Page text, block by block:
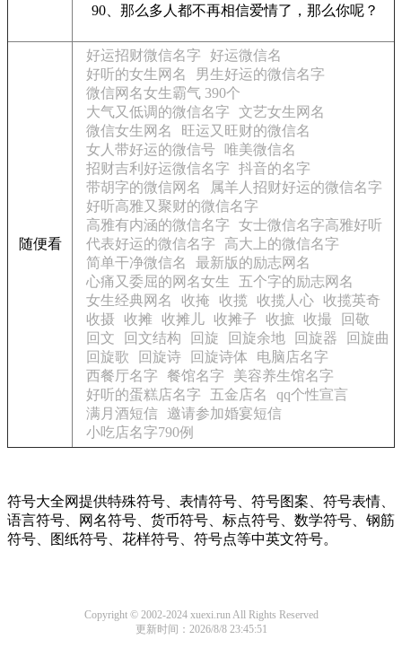
90、那么多人都不再相信爱情了，那么你呢？
随便看
好运招财微信名字
好运微信名
好听的女生网名
男生好运的微信名字
微信网名女生霸气 390个
大气又低调的微信名字
文艺女生网名
微信女生网名
旺运又旺财的微信名
女人带好运的微信号
唯美微信名
招财吉利好运微信名字
抖音的名字
带胡字的微信网名
属羊人招财好运的微信名字
好听高雅又聚财的微信名字
高雅有内涵的微信名字
女士微信名字高雅好听
代表好运的微信名字
高大上的微信名字
简单干净微信名
最新版的励志网名
心痛又委屈的网名女生
五个字的励志网名
女生经典网名
收掩 收揽 收揽人心
收揽英奇
收摄
收摊 收摊儿 收摊子 收摭 收撮
回敬
回文
回文结构 回旋 回旋余地 回旋器
回旋曲
回旋歌
回旋诗 回旋诗体
电脑店名字
西餐厅名字
餐馆名字
美容养生馆名字
好听的蛋糕店名字
五金店名
qq个性宣言
满月酒短信 邀请参加婚宴短信
小吃店名字790例
符号大全网提供特殊符号、表情符号、符号图案、符号表情、
语言符号、网名符号、货币符号、标点符号、数学符号、钢筋
符号、图纸符号、花样符号、符号点等中英文符号。
Copyright © 2002-2024 xuexi.run All Rights Reserved
更新时间：2026/8/8 23:45:51